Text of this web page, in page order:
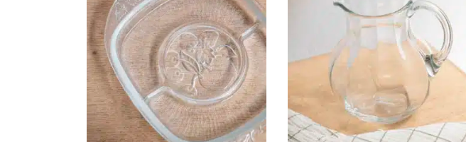
AJOUTER AU PANIER AJOUTER AU PANIER